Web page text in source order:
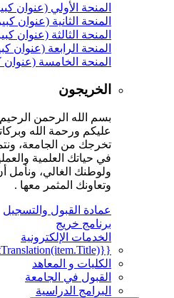
المنحة الأولي (عنوان
المنحة الثانية (عنوان
المنحة الثالثة (عنوان
المنحة الرابعة (عنوان
المنحة الخامسة (عنوان
الخريجون
بسم الله الرحمن
عليكم ورحمة الله
تخرجك من الجامعة،
في حياتك العلمية
ولوطنك الغالي، ونأمل
وتعاونك المثمر معها .
عمادة القبول والتسجيل
برنامج خريج
الخدمات الإلكترونية
{{mmc.getCurrentTranslation(item.Title)}}
الكليات و المعاهد
القبول في الجامعة
البرامج الدراسية